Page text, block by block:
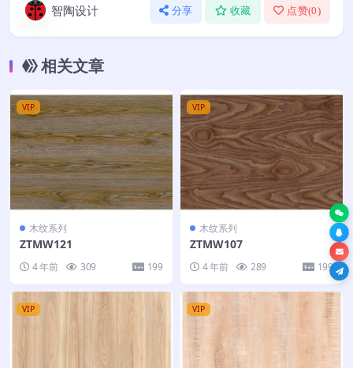
智陶设计 分享 收藏 点赞(0)
相关文章
VIP
木纹系列
ZTMW121
4 年前 309 199
VIP
木纹系列
ZTMW107
4 年前 289 199
VIP VIP